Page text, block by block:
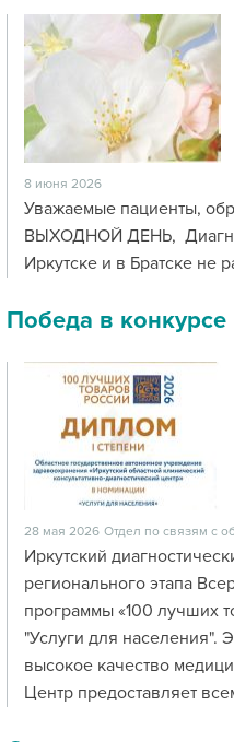
8 июня 2026
Уважаемые пациенты,
ВЫХОДНОЙ ДЕНЬ,
Иркутске и в Братске не
Победа в конкурсе
28 мая 2026 Отдел по связям с
Иркутский
регионального этапа
программы «100 лучших
"Услуги для населения".
высокое качество
Центр предоставляет